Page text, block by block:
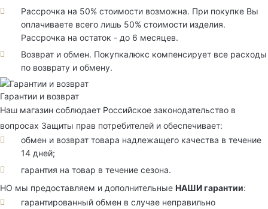
Рассрочка на 50% стоимости возможна. При покупке Вы
оплачиваете всего лишь 50% стоимости изделия.
Рассрочка на остаток - до 6 месяцев.
Возврат и обмен. Покупкалюкс компенсирует все расходы
по возврату и обмену.
Гарантии и возврат
Наш магазин соблюдает Российское законодательство в
вопросах Защиты прав потребителей и обеспечивает:
обмен и возврат товара надлежащего качества в течение
14 дней;
гарантия на товар в течение сезона.
НО мы предоставляем и дополнительные НАШИ гарантии:
гарантированный обмен в случае неправильно